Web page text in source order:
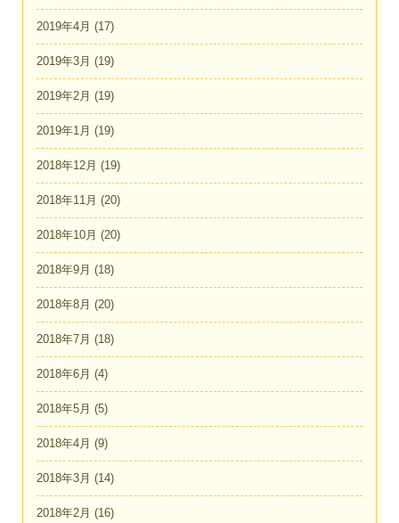
2019年4月 (17)
2019年3月 (19)
2019年2月 (19)
2019年1月 (19)
2018年12月 (19)
2018年11月 (20)
2018年10月 (20)
2018年9月 (18)
2018年8月 (20)
2018年7月 (18)
2018年6月 (4)
2018年5月 (5)
2018年4月 (9)
2018年3月 (14)
2018年2月 (16)